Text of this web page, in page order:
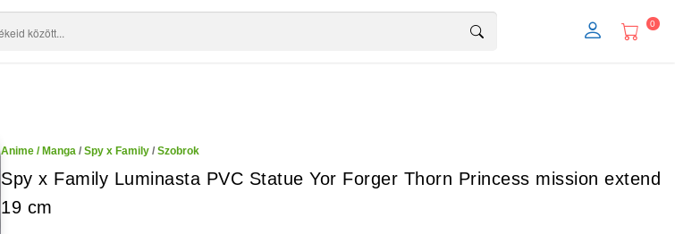
0
Anime / Manga / Spy x Family / Szobrok
Spy x Family Luminasta PVC Statue Yor Forger Thorn Princess mission extend
19 cm